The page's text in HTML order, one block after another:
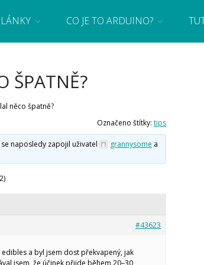
a elektroniky zábavnou formou! Arduino a microbit
CO JE TO ARDUINO?
ŠPATNĚ?
něco špatně?
Označeno štítky: tips
naposledy zapojil uživatel grannysome a
#43623
a byl jsem dost překvapený, jak
jsem, že účinek přijde během 20–30